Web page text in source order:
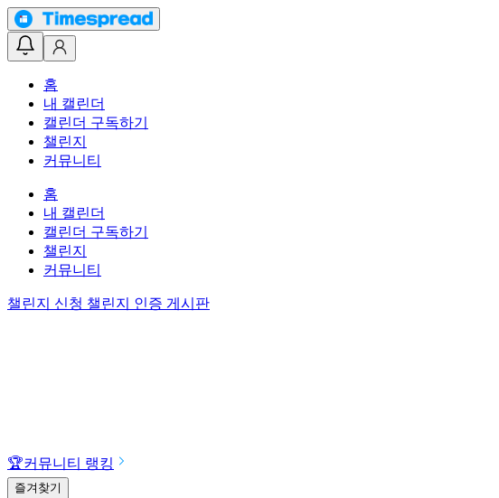
홈
내 캘린더
캘린더 구독하기
챌린지
커뮤니티
홈
내 캘린더
캘린더 구독하기
챌린지
커뮤니티
챌린지 신청 챌린지 인증 게시판
🏆커뮤니티 랭킹
즐겨찾기